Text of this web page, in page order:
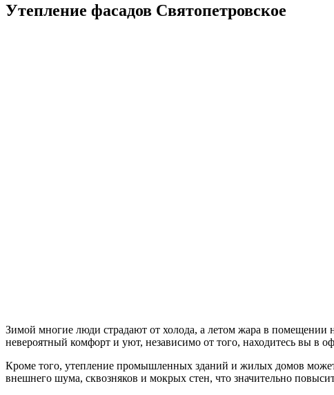
Утепление фасадов Святопетровское
Зимой многие люди страдают от холода, а летом жара в помещении
невероятный комфорт и уют, независимо от того, находитесь вы в
Кроме того, утепление промышленных зданий и жилых домов
внешнего шума, сквозняков и мокрых стен, что значительно